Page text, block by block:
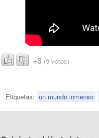
+3 (9 votos)
Etiquetas: un mundo inmenso